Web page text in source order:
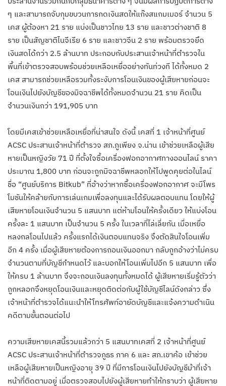
ๆ และสามารถจับกุมขบวนการกดเงินสดให้แก๊งสแกมเมอร์ จำนวน 5
เคส ผู้ต้องหา 21 ราย แบ่งเป็นชาวไทย 13 ราย และชาวต่างชาติ 8
ราย เป็นสัญชาติไนจีเรีย 6 ราย และชาวจีน 2 ราย พร้อมตรวจยึด
เงินสดได้กว่า 2.5 ล้านบาท ประกอบกับประสานเจ้าหน้าที่ตำรวจใน
พื้นที่เข้าตรวจสอบพร้อมช่วยเหลือเหยื่ออย่างทันท่วงที ได้ทั้งหมด 2
เคส สามารถช่วยเหลือรวมทั้งระงับการโอนเงินของผู้เสียหายก่อนจะ
โอนเงินไปยังบัญชีของมิจฉาชีพได้ทั้งหมดจำนวน 21 ราย คิดเป็น
จำนวนเงินกว่า 191,905 บาท
โดยมีเคสเข้าช่วยเหลือเหยื่อที่น่าสนใจ ดังนี้ เคสที่ 1 เจ้าหน้าที่ศูนย์
ACSC ประสานเจ้าหน้าที่ตำรวจ สภ.ภูเพียง จ.น่าน เข้าช่วยเหลือผู้เสีย
หายเป็นหญิงวัย 71 ปี ที่ตั้งใจซื้อเครื่องฟอกอากาศทางออนไลน์ ราคา
ประมาณ 1,800 บาท ก่อนจะถูกมิจฉาชีพหลอกให้ไปพูดคุยต่อในไลน์
ชื่อ “ศูนย์บริการ Bitkub” ที่อ้างว่าหากซื้อเครื่องฟอกอากาศ จะมีโพร
โมชันให้คล้ายกับการเล่นเกมเพื่อลงทุนและได้รับผลตอบแทน โดยให้ผู้
เสียหายโอนเงินจำนวน 5 แสนบาท แต่ห้ามโอนให้ครั้งเดียว ให้แบ่งโอน
ครั้งละ 1 แสนบาท เป็นจำนวน 5 ครั้ง ในเวลาที่ไล่เลี่ยกัน เมื่อเหยื่อ
หลงกลโอนไปแล้ว ครั้งแรกได้เงินตอบแทนจริง จึงตัดสินใจโอนเพิ่ม
อีก 4 ครั้ง เมื่อผู้เสียหายต้องการถอนเงินออกมา กลับถูกอ้างว่าไม่ครบ
จำนวนตามที่บัญชีกำหนดไว้ และบอกให้โอนเพิ่มไปอีก 5 แสนบาท เพื่อ
ให้ครบ 1 ล้านบาท จึงจะถอนเงินลงทุนทั้งหมดได้ ผู้เสียหายเริ่มรู้ตัวว่า
ถูกหลอกจึงหยุดโอนเงินและหยุดติดต่อกับผู้ใช้บัญชีไลน์ดังกล่าว ซึ่ง
เจ้าหน้าที่ตำรวจได้แนะนำให้โทรศัพท์อายัดบัญชีและแจ้งความดำเนิน
คดีตามขั้นตอนต่อไป
ความเสียหายเคสนี้รวมแล้วกว่า 5 แสนบาทเคสที่ 2 เจ้าหน้าที่ศูนย์
ACSC ประสานเจ้าหน้าที่ตำรวจภูธร ภาค 6 และ สภ.เขาค้อ เข้าช่วย
เหลือผู้เสียหายเป็นหญิงอายุ 39 ปี ที่มีการโอนเงินไปยังบัญชีม้าที่เจ้า
หน้าที่ติดตามอยู่ เมื่อตรวจสอบไปยังผู้เสียหายทำให้ทราบว่า ผู้เสียหาย